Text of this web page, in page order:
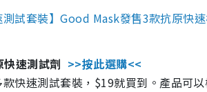
試套裝】Good Mask發售3款抗原快
速測試劑 >>按此選購<<
款快速測試套裝，$19就買到。產品可